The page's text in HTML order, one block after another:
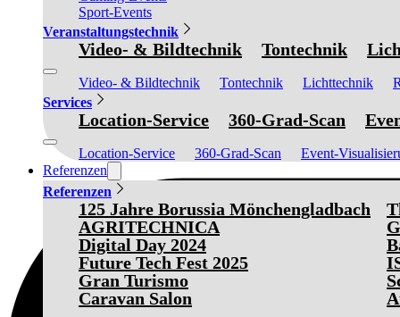
Sport-Events
Veranstaltungstechnik
Video- & Bildtechnik Tontechnik
Video- & Bildtechnik Tontechnik Lichttechnik
Services
Location-Service 360-Grad-Scan
Location-Service 360-Grad-Scan
Event-
Referenzen
Referenzen
125 Jahre Borussia Mönchengladbach
AGRITECHNICA
Digital Day 2024
Future Tech Fest 2025
Gran Turismo
Caravan Salon